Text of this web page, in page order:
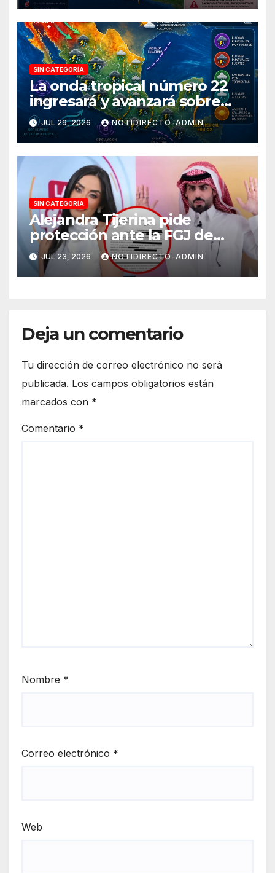
SIN CATEGORÍA
La onda tropical número 22
ingresará y avanzará sobre
México
JUL 29, 2026 NOTIDIRECTO-ADMIN
SIN CATEGORÍA
Alejandra Tijerina pide
protección ante la FGJ de
CdMx por vîolêncîa mediática
y psicológica de Masad
Altamimi, integrante de La
JUL 23, 2026 NOTIDIRECTO-ADMIN
Deja un comentario
Tu dirección de correo electrónico no será
publicada. Los campos obligatorios están
marcados con *
Comentario *
Nombre *
Correo electrónico *
Web